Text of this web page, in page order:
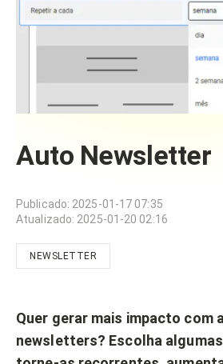
Auto Newsletter
Publicado: 2025-01-17 07:35
Atualizado: 2025-01-20 02:16
NEWSLETTER
Quer gerar mais impacto com
newsletters? Escolha